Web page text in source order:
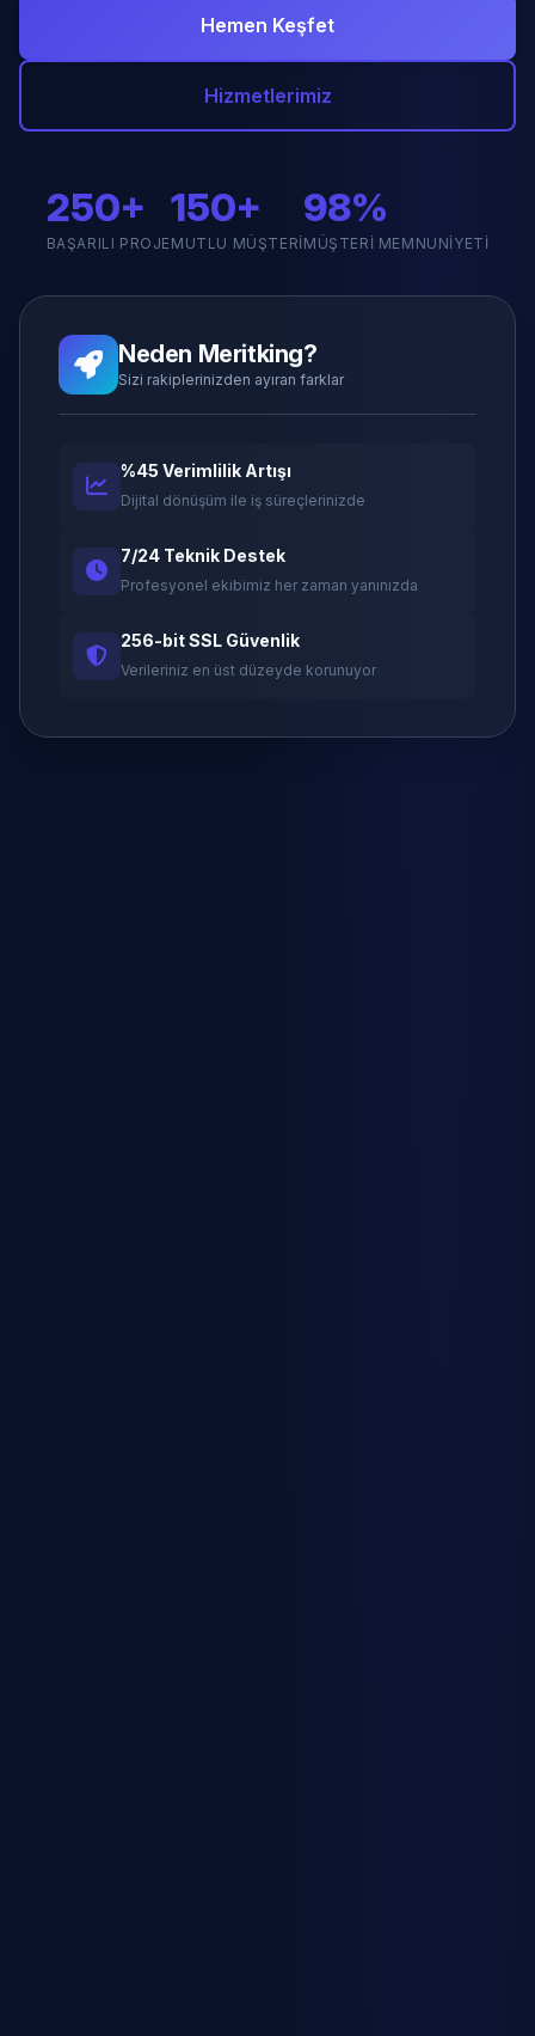
Hemen Keşfet
Hizmetlerimiz
250+
BAŞARILI PROJE
150+
MUTLU MÜŞTERI
98%
MÜŞTERI MEMNUNIYETI
Neden Meritking?
Sizi rakiplerinizden ayıran farklar
%45 Verimlilik Artışı
Dijital dönüşüm ile iş süreçlerinizde
7/24 Teknik Destek
Profesyonel ekibimiz her zaman yanınızda
256-bit SSL Güvenlik
Verileriniz en üst düzeyde korunuyor